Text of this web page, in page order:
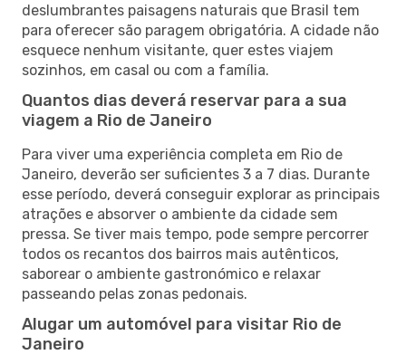
deslumbrantes paisagens naturais que Brasil tem
para oferecer são paragem obrigatória. A cidade não
esquece nenhum visitante, quer estes viajem
sozinhos, em casal ou com a família.
Quantos dias deverá reservar para a sua
viagem a Rio de Janeiro
Para viver uma experiência completa em Rio de
Janeiro, deverão ser suficientes 3 a 7 dias. Durante
esse período, deverá conseguir explorar as principais
atrações e absorver o ambiente da cidade sem
pressa. Se tiver mais tempo, pode sempre percorrer
todos os recantos dos bairros mais autênticos,
saborear o ambiente gastronómico e relaxar
passeando pelas zonas pedonais.
Alugar um automóvel para visitar Rio de
Janeiro